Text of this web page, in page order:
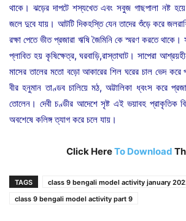
থাকে। ঝড়ের দাপটে শস্যখেত এবং সবুজ গাছপালা নষ্ট
জলে দুবে যায়। আটটি দিকহস্তি যেন তাদের শুঁড়ে করে
রক্ষা পেতে ভীত প্রজারা ঋষি জৈমিনি কে স্মরণ করতে থাকে।
প্লাবিত হয় কৃষিক্ষেত্র, ঘরবাড়ি,রাস্তাঘাট। সাপেরা
মাসের তালের মতো বড়ো আকারের শিল ঘরের চাল ভেদ করে
বীর হনুমান তাণ্ডব চালিয়ে মঠ, অট্টালিকা ধ্বংস করে
তোলেন। দেবী চণ্ডীর আদেশে সৃষ্ট এই ভয়াবহ প্রাকৃতিক
অবশেষে কলিঙ্গ ত্যাগ করে চলে যায়।
Click HereTo Download
TAGS
class 9 bengali model activity january
class 9 bengali model activity part 9